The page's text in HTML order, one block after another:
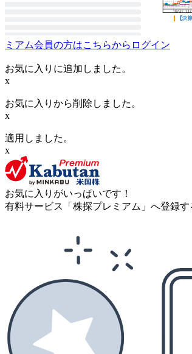
ミアム会員の方はこちらからログイン
お気に入りに追加しました。
x
お気に入りから削除しました。
x
適用しました。
x
お気に入りがいっぱいです！
有料サービス「株探プレミアム」へ登録